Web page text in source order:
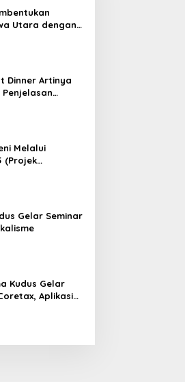
Utara dengan
Dinner Artinya
Penjelasan
Melalui
(Projek
Gelar Seminar
Kudus Gelar
Aplikasi